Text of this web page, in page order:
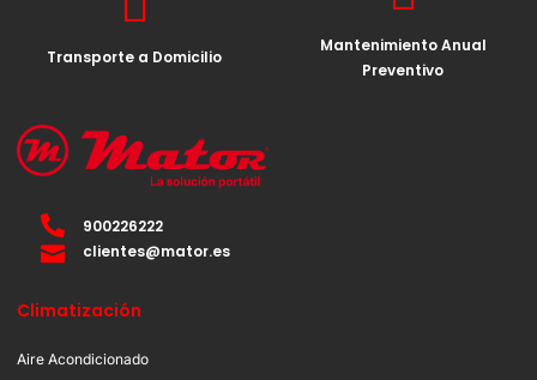
Transporte a Domicilio
Mantenimiento Anual
Preventivo
900226222
clientes@mator.es
Climatización
Aire Acondicionado